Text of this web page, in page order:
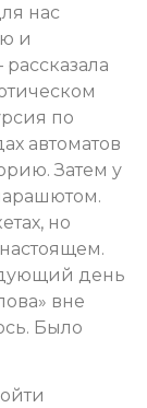
нас
и
по
автоматов
Затем у
но
день
вне
Было